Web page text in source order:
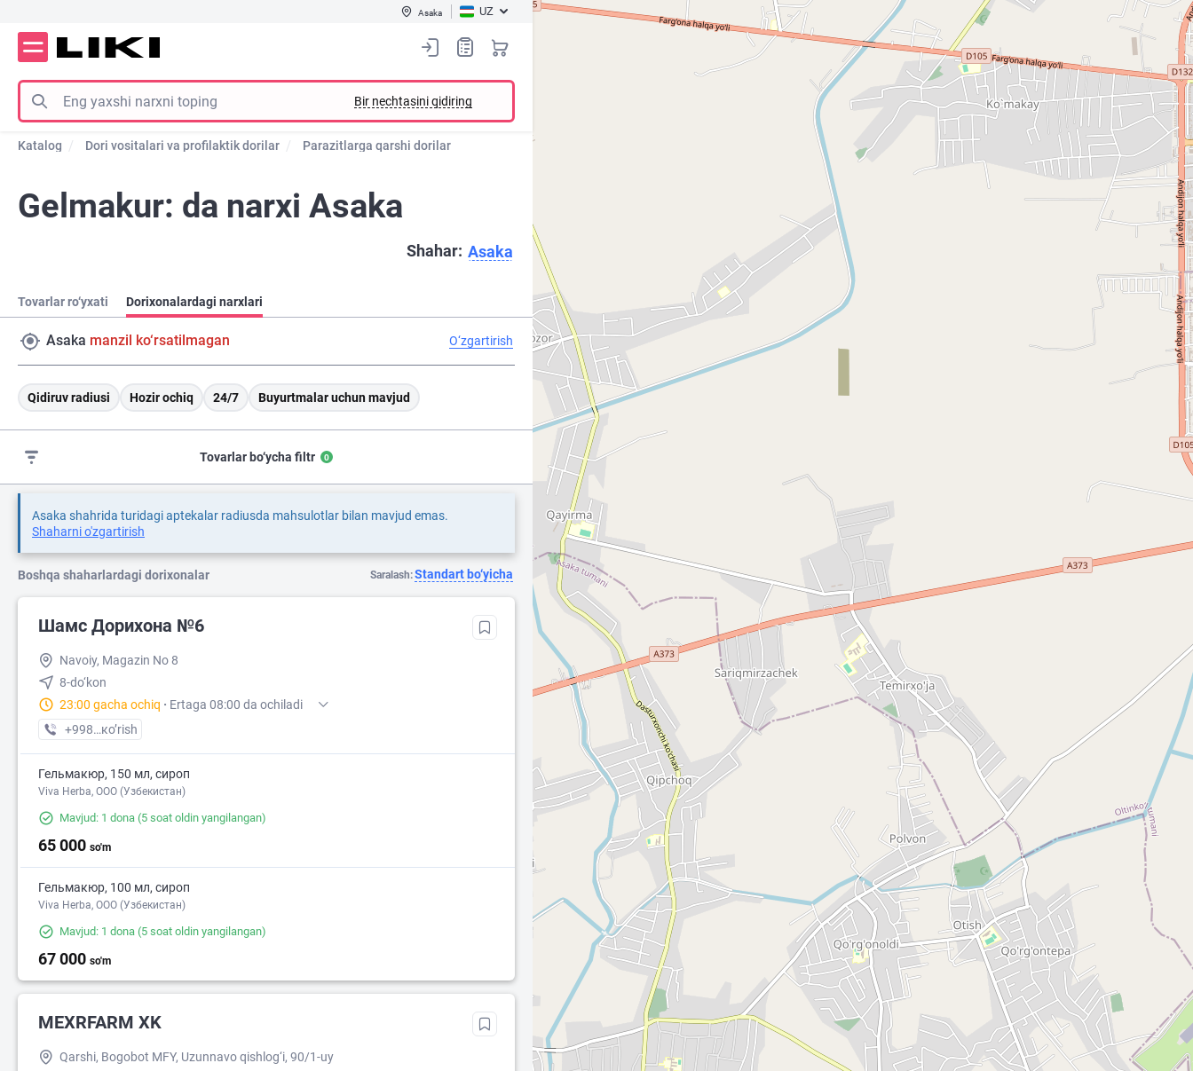
Asaka UZ
Bir nechtasini qidiring
Katalog Dori vositalari va profilaktik dorilar Parazitlarga qarshi dorilar
Gelmakur: da narxi Asaka
Shahar: Asaka
Tovarlar ro‘yxati Dorixonalardagi narxlari
Asaka manzil ko‘rsatilmagan O‘zgartirish
Qidiruv radiusi Hozir ochiq 24/7 Buyurtmalar uchun mavjud
Tovarlar bo‘ycha filtr 0
Asaka shahrida turidagi aptekalar radiusda mahsulotlar bilan mavjud emas.
Shaharni o'zgartirish
Boshqa shaharlardagi dorixonalar Saralash:Standart bo‘yicha
Шамс Дорихона №6
Navoiy, Magazin No 8
8-do‘kon
23:00 gacha ochiq · Ertaga 08:00 da ochiladi
+998 (79) XXX-XX-XX
кo’rish
Гельмакюр, 150 мл, сироп
Viva Herba, ООО (Узбекистан)
Mavjud: 1 dona (5 soat oldin yangilangan)
65 000 so'm
Гельмакюр, 100 мл, сироп
Viva Herba, ООО (Узбекистан)
Mavjud: 1 dona (5 soat oldin yangilangan)
67 000 so'm
MEXRFARM XK
Qarshi, Bogobot MFY, Uzunnavo qishlog‘i, 90/1-uy